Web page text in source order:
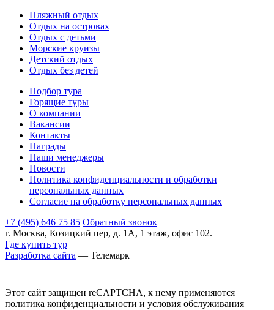
Пляжный отдых
Отдых на островах
Отдых с детьми
Морские круизы
Детский отдых
Отдых без детей
Подбор тура
Горящие туры
О компании
Вакансии
Контакты
Награды
Наши менеджеры
Новости
Политика конфиденциальности и обработки
персональных данных
Согласие на обработку персональных данных
+7 (495) 646 75 85 Обратный звонок
г. Москва, Козицкий пер, д. 1А, 1 этаж, офис 102.
Где купить тур
Разработка сайта — Телемарк
Этот сайт защищен reCAPTCHA, к нему применяются
политика конфиденциальности и условия обслуживания